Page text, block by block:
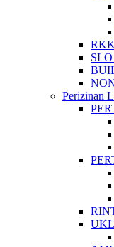
Perizinan